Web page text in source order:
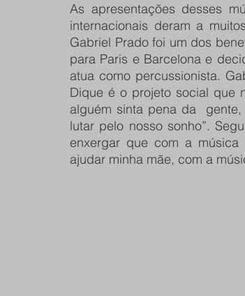
As apresentações desses
internacionais deram a
Gabriel Prado foi um dos
para Paris e Barcelona e
atua como percussionista.
Dique é o projeto social que
alguém sinta pena da
lutar pelo nosso sonho”.
enxergar que com a
ajudar minha mãe, com a